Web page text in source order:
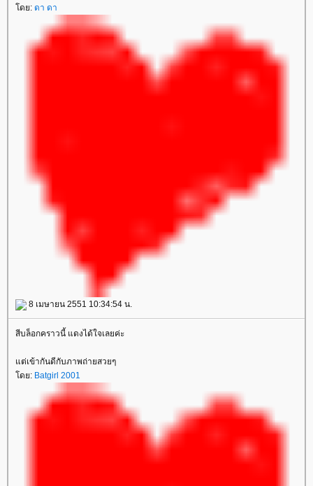
ดย: ดา ดา
8 เมษายน 2551 10:34:54 น.
สีบล็อกคราวนี้ แดงได้ใจเลยค่ะ
ต่เข้ากันดีกับภาพถ่ายสวยๆ
ดย: Batgirl 2001